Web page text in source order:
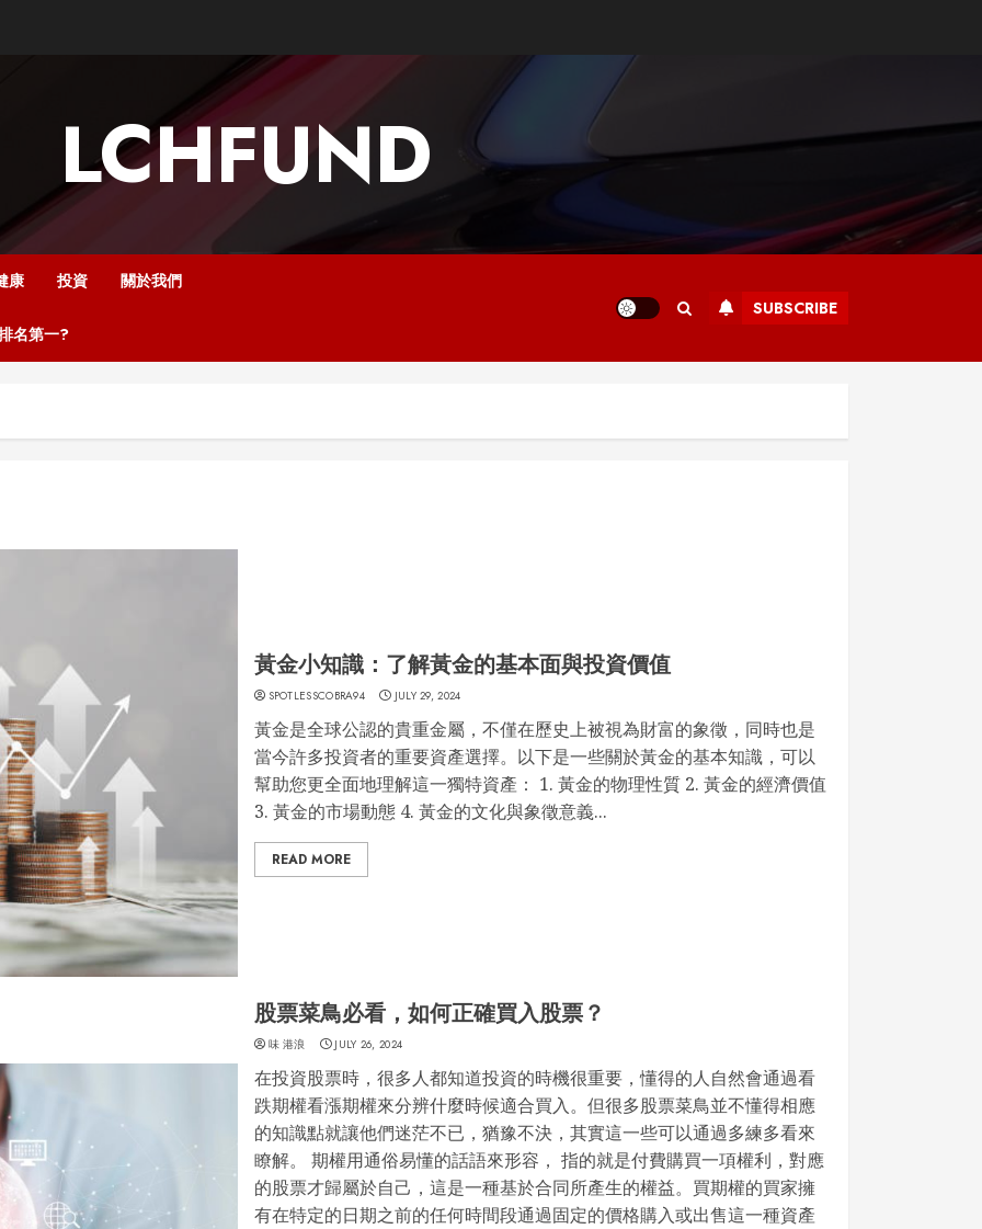
LCHFUND
康 投資 關於我們
名第一?
SUBSCRIBE
黃金小知識：了解黃金的基本面與投資價值
SPOTLESSCOBRA94 JULY 29, 2024
黃金是全球公認的貴重金屬，不僅在歷史上被視為財富的象徵，同時也是
當今許多投資者的重要資產選擇。以下是一些關於黃金的基本知識，可以
幫助您更全面地理解這一獨特資產： 1. 黃金的物理性質 2. 黃金的經濟價值
3. 黃金的市場動態 4. 黃金的文化與象徵意義...
READ MORE
股票菜鳥必看，如何正確買入股票？
味 港浪 JULY 26, 2024
在投資股票時，很多人都知道投資的時機很重要，懂得的人自然會通過看
跌期權看漲期權來分辨什麼時候適合買入。但很多股票菜鳥並不懂得相應
的知識點就讓他們迷茫不已，猶豫不決，其實這一些可以通過多練多看來
瞭解。 期權用通俗易懂的話語來形容， 指的就是付費購買一項權利，對應
的股票才歸屬於自己，這是一種基於合同所產生的權益。買期權的買家擁
有在特定的日期之前的任何時間段通過固定的價格購入或出售這一種資產